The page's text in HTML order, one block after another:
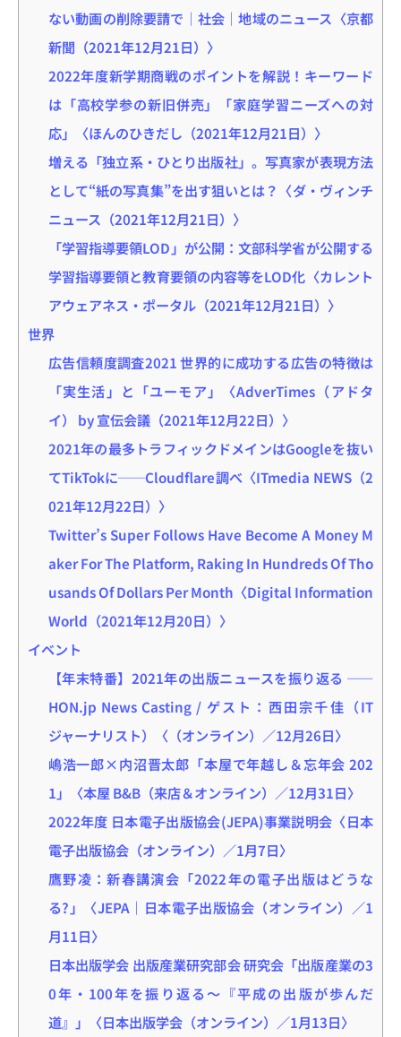
ない動画の削除要請で｜社会｜地域のニュース〈京都
新聞（2021年12月21日）〉
2022年度新学期商戦のポイントを解説！キーワード
は「高校学参の新旧併売」「家庭学習ニーズへの対
応」〈ほんのひきだし（2021年12月21日）〉
増える「独立系・ひとり出版社」。写真家が表現方法
として“紙の写真集”を出す狙いとは？〈ダ・ヴィンチ
ニュース（2021年12月21日）〉
「学習指導要領LOD」が公開：文部科学省が公開する
学習指導要領と教育要領の内容等をLOD化〈カレント
アウェアネス・ポータル（2021年12月21日）〉
世界
広告信頼度調査2021 世界的に成功する広告の特徴は
「実生活」と「ユーモア」〈AdverTimes（アドタ
イ） by 宣伝会議（2021年12月22日）〉
2021年の最多トラフィックドメインはGoogleを抜い
てTikTokに──Cloudflare調べ〈ITmedia NEWS（2
021年12月22日）〉
Twitter’s Super Follows Have Become A Money M
aker For The Platform, Raking In Hundreds Of Tho
usands Of Dollars Per Month〈Digital Information
World（2021年12月20日）〉
イベント
【年末特番】2021年の出版ニュースを振り返る ――
HON.jp News Casting / ゲスト：西田宗千佳（IT
ジャーナリスト）〈（オンライン）／12月26日〉
嶋浩一郎×内沼晋太郎「本屋で年越し＆忘年会 202
1」〈本屋 B&B（来店＆オンライン）／12月31日〉
2022年度 日本電子出版協会(JEPA)事業説明会〈日本
電子出版協会（オンライン）／1月7日〉
鷹野凌：新春講演会「2022年の電子出版はどうな
る?」〈JEPA｜日本電子出版協会（オンライン）／1
月11日〉
日本出版学会 出版産業研究部会 研究会「出版産業の3
0年・100年を振り返る～『平成の出版が歩んだ
道』」〈日本出版学会（オンライン）／1月13日〉